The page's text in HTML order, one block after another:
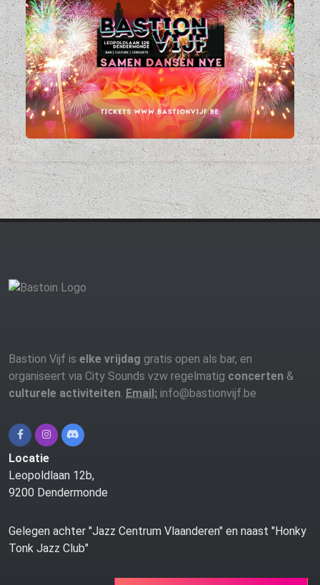
Bastion Vijf is elke vrijdag gratis open als bar, en
organiseert via City Sounds vzw regelmatig concerten &
culturele activiteiten. Email: info@bastionvijf.be
Locatie
Leopoldlaan 12b,
9200 Dendermonde
Gelegen achter "Jazz Centrum Vlaanderen" en naast "Honky
Tonk Jazz Club"